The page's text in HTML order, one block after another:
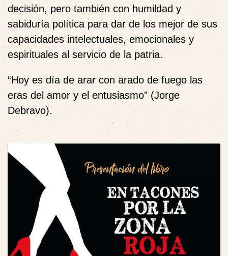
decisión, pero también con humildad y
sabiduría política para dar de los mejor de sus
capacidades intelectuales, emocionales y
espirituales al servicio de la patria.
“Hoy es día de arar con arado de fuego las
eras del amor y el entusiasmo” (Jorge
Debravo).